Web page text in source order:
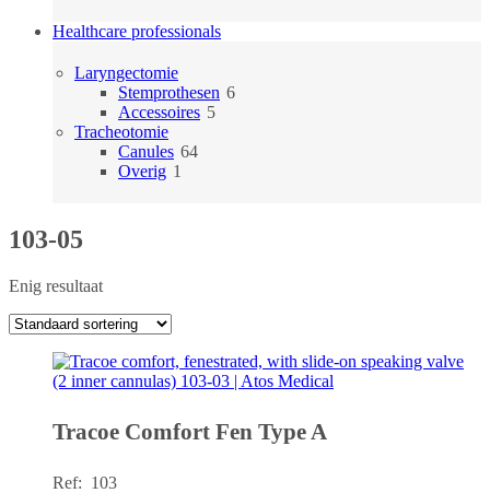
Healthcare professionals
Laryngectomie
Stemprothesen 66
Accessoires 55
Tracheotomie
Canules 6464
Overig 1
103-05
Enig resultaat
Tracoe Comfort Fen Type A
Ref: 103